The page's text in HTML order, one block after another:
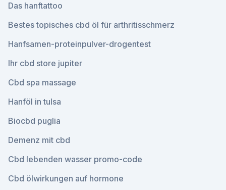
Das hanftattoo
Bestes topisches cbd öl für arthritisschmerz
Hanfsamen-proteinpulver-drogentest
Ihr cbd store jupiter
Cbd spa massage
Hanföl in tulsa
Biocbd puglia
Demenz mit cbd
Cbd lebenden wasser promo-code
Cbd ölwirkungen auf hormone